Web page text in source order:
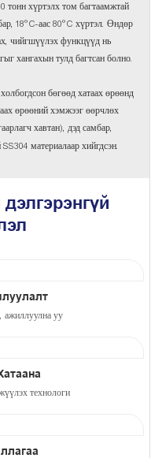
тонн хүртэлх том багтаамжтай
18°C-аас 80°C хүртэл. Өндөр
чийгшүүлэх функцүүд нь
хангахын тулд багтсан болно.
бөгөөд хатаах өрөөнд
өрөөний хэмжээг өөрчлөх
хавтан), дэд самбар,
материалаар хийгдсэн.
ажиллуулна уу
технологи